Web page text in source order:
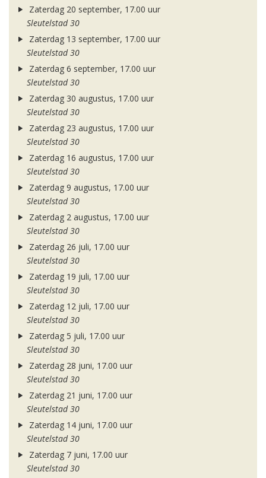
Zaterdag 20 september, 17.00 uur
Sleutelstad 30
Zaterdag 13 september, 17.00 uur
Sleutelstad 30
Zaterdag 6 september, 17.00 uur
Sleutelstad 30
Zaterdag 30 augustus, 17.00 uur
Sleutelstad 30
Zaterdag 23 augustus, 17.00 uur
Sleutelstad 30
Zaterdag 16 augustus, 17.00 uur
Sleutelstad 30
Zaterdag 9 augustus, 17.00 uur
Sleutelstad 30
Zaterdag 2 augustus, 17.00 uur
Sleutelstad 30
Zaterdag 26 juli, 17.00 uur
Sleutelstad 30
Zaterdag 19 juli, 17.00 uur
Sleutelstad 30
Zaterdag 12 juli, 17.00 uur
Sleutelstad 30
Zaterdag 5 juli, 17.00 uur
Sleutelstad 30
Zaterdag 28 juni, 17.00 uur
Sleutelstad 30
Zaterdag 21 juni, 17.00 uur
Sleutelstad 30
Zaterdag 14 juni, 17.00 uur
Sleutelstad 30
Zaterdag 7 juni, 17.00 uur
Sleutelstad 30